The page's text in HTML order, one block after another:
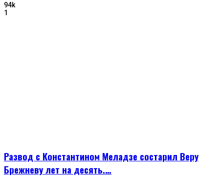
94k
1
Развод с Константином Меладзе состарил Веру
Брежневу лет на десять.…